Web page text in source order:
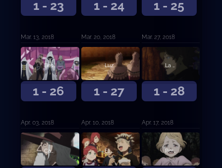
1 - 23
Mar. 13, 2018
1 - 24
Mar. 20, 2018
1 - 25
Mar. 27, 2018
1 - 26
Bestia herida
Apr. 03, 2018
1 - 27
Luz
Apr. 10, 2018
1 - 28
La persona en mi corazón
Apr. 17, 2018
Camino El mago del espejo Persecución en la nieve